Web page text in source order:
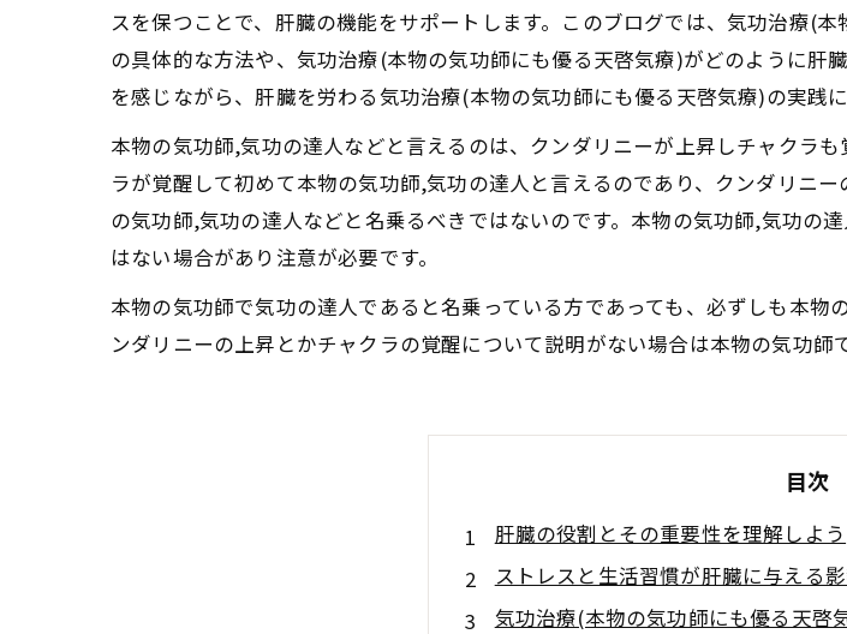
スを保つことで、肝臓の機能をサポートします。このブログでは、気功治療(
の具体的な方法や、気功治療(本物の気功師にも優る天啓気療)がどのように肝
を感じながら、肝臓を労わる気功治療(本物の気功師にも優る天啓気療)の実践
本物の気功師,気功の達人などと言えるのは、クンダリニーが上昇しチャクラ
ラが覚醒して初めて本物の気功師,気功の達人と言えるのであり、クンダリニ
の気功師,気功の達人などと名乗るべきではないのです。本物の気功師,気功の
はない場合があり注意が必要です。
本物の気功師で気功の達人であると名乗っている方であっても、必ずしも本
ンダリニーの上昇とかチャクラの覚醒について説明がない場合は本物の気功師
目次
肝臓の役割とその重要性を理解しよう
ストレスと生活習慣が肝臓に与える
気功治療(本物の気功師にも優る天啓